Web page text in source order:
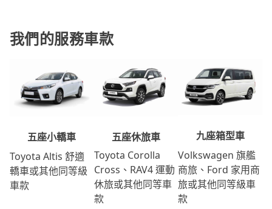
我們的服務車款
五座小轎車
Toyota Altis 舒適
轎車或其他同等級
車款
五座休旅車
Toyota Corolla
Cross、RAV4 運動
休旅或其他同等車
款
九座箱型車
Volkswagen 旗艦
商旅、Ford 家用商
旅或其他同等級車
款